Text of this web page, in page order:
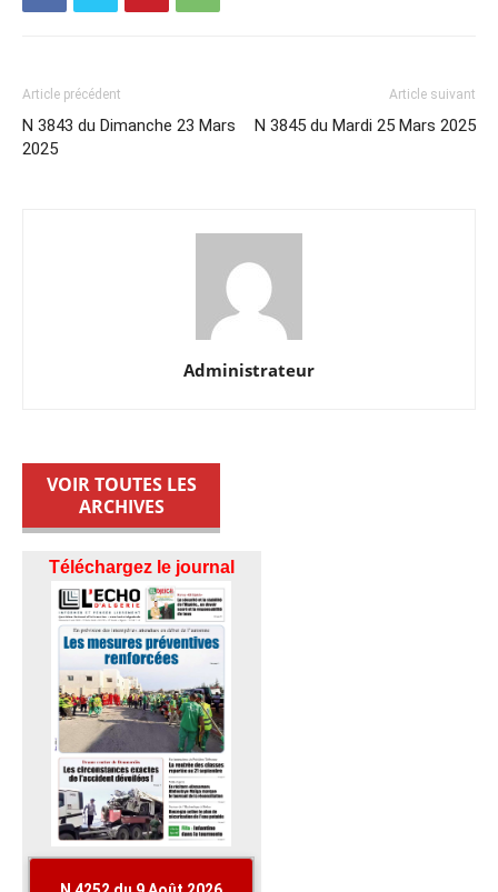
Article précédent
N 3843 du Dimanche 23 Mars
2025
Article suivant
N 3845 du Mardi 25 Mars 2025
Administrateur
VOIR TOUTES LES
ARCHIVES